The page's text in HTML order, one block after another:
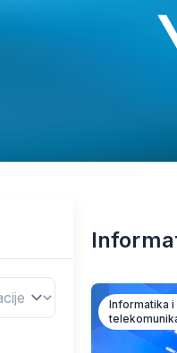
Informatika i